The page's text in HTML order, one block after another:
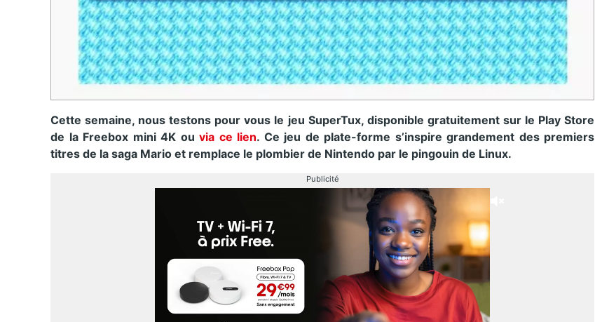
Cette semaine, nous testons pour vous le jeu SuperTux, disponible gratuitement sur le Play Store
de la Freebox mini 4K ou via ce lien. Ce jeu de plate-forme s’inspire grandement des premiers
titres de la saga Mario et remplace le plombier de Nintendo par le pingouin de Linux.
Publicité